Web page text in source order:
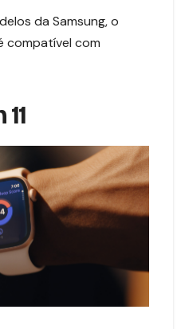
da Samsung, o
compatível com